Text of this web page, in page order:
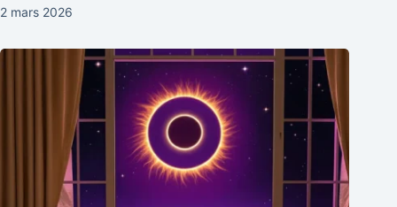
2 mars 2026